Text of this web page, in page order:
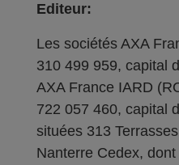
Editeur:
Les sociétés AXA
310 499 959, capital
AXA France IARD
722 057 460, capital
situées 313
Nanterre Cedex,